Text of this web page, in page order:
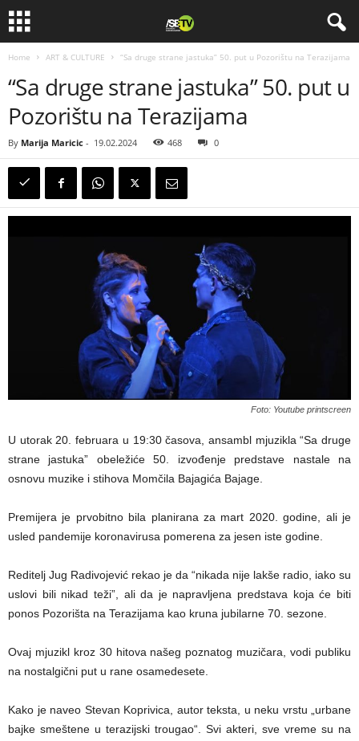
Home ART & CULTURE “Sa druge strane jastuka” 50. put u Pozorištu na Terazijama
“Sa druge strane jastuka” 50. put u
Pozorištu na Terazijama
By Marija Maricic - 19.02.2024 468 0
Foto: Youtube printscreen
U utorak 20. februara u 19:30 časova, ansambl mjuzikla “Sa druge
strane jastuka” obeležiće 50. izvođenje predstave nastale na
osnovu muzike i stihova Momčila Bajagića Bajage.
Premijera je prvobitno bila planirana za mart 2020. godine, ali je
usled pandemije koronavirusa pomerena za jesen iste godine.
Reditelj Jug Radivojević rekao je da “nikada nije lakše radio, iako su
uslovi bili nikad teži”, ali da je napravljena predstava koja će biti
ponos Pozorišta na Terazijama kao kruna jubilarne 70. sezone.
Ovaj mjuzikl kroz 30 hitova našeg poznatog muzičara, vodi publiku
na nostalgični put u rane osamedesete.
Kako je naveo Stevan Koprivica, autor teksta, u neku vrstu „urbane
bajke smeštene u terazijski trougao“. Svi akteri, sve vreme su na